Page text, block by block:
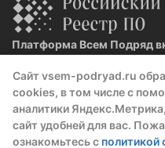
Сайт vsem-podryad.ru
cookies, в том числе с
аналитики
сайт удобней для вас.
ознакомьтесь с политикой
Платформа Всем Подряд
Реестровая запись №32021 от
Политика